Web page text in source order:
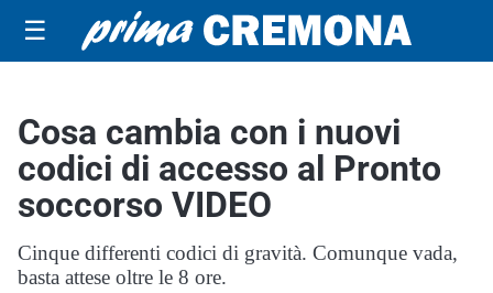
☰
Cosa cambia con i nuovi
codici di accesso al Pronto
soccorso VIDEO
Cinque differenti codici di gravità. Comunque vada,
basta attese oltre le 8 ore.